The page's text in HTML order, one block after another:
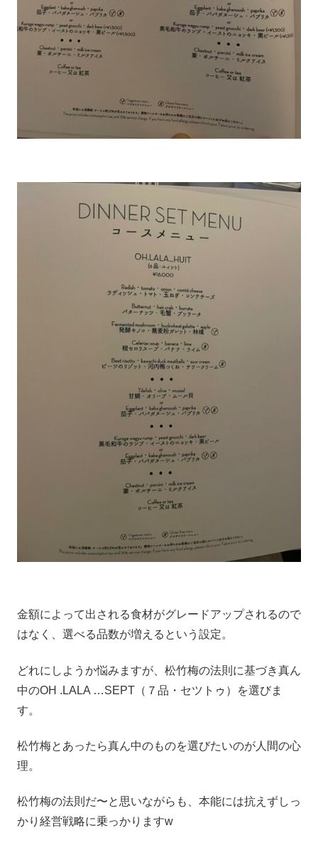
金額によって出される食材がグレードアップされるので
はなく、選べる品数が増えるという設定。
どれにしようか悩みますが、松竹梅の法則に基づき真ん
中のOH .LALA …SEPT（７品・セツトゥ）を選びま
す。
松竹梅とあったら真ん中のものを選びたいのが人間の心
理。
松竹梅の法則だ〜と思いながらも、本能には抗えずしっ
かり経営戦略に乗っかりますw